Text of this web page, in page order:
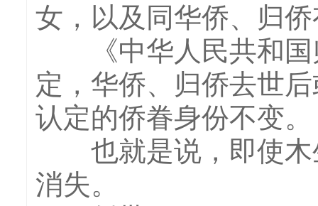
女，以及同华侨、归
《中华人民共和国
定，华侨、归侨去世
认定的侨眷身份不变。
也就是说，即使木
消失。